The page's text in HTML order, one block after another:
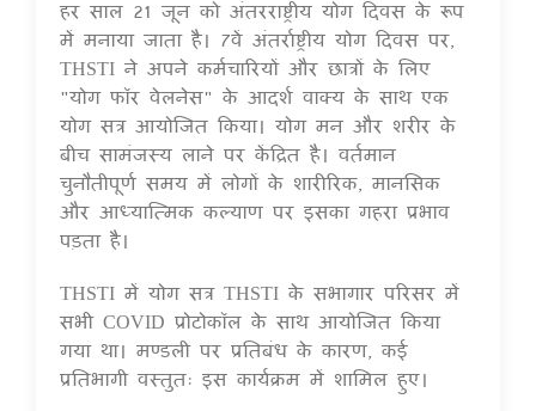
22 Jun 2021
हर साल 21 जून को अंतरराष्ट्रीय योग दिवस के रूप
में मनाया जाता है। 7वें अंतर्राष्ट्रीय योग दिवस पर,
THSTI ने अपने कर्मचारियों और छात्रों के लिए
"योग फॉर वेलनेस" के आदर्श वाक्य के साथ एक
योग सत्र आयोजित किया। योग मन और शरीर के
बीच सामंजस्य लाने पर केंद्रित है। वर्तमान
चुनौतीपूर्ण समय में लोगों के शारीरिक, मानसिक
और आध्यात्मिक कल्याण पर इसका गहरा प्रभाव
पड़ता है।
THSTI में योग सत्र THSTI के सभागार परिसर में
सभी COVID प्रोटोकॉल के साथ आयोजित किया
गया था। मण्डली पर प्रतिबंध के कारण, कई
प्रतिभागी वस्तुतः इस कार्यक्रम में शामिल हुए।